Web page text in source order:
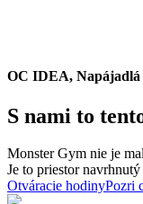
OC IDEA, Napájadlá
S nami to
Monster Gym nie je
Je to priestor
Otváracie hodinyPozri